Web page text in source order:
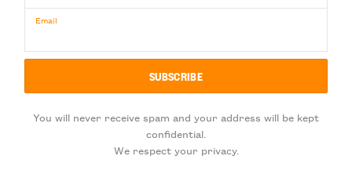
Email
You will never receive spam and your address will be kept
confidential.
We respect your privacy.